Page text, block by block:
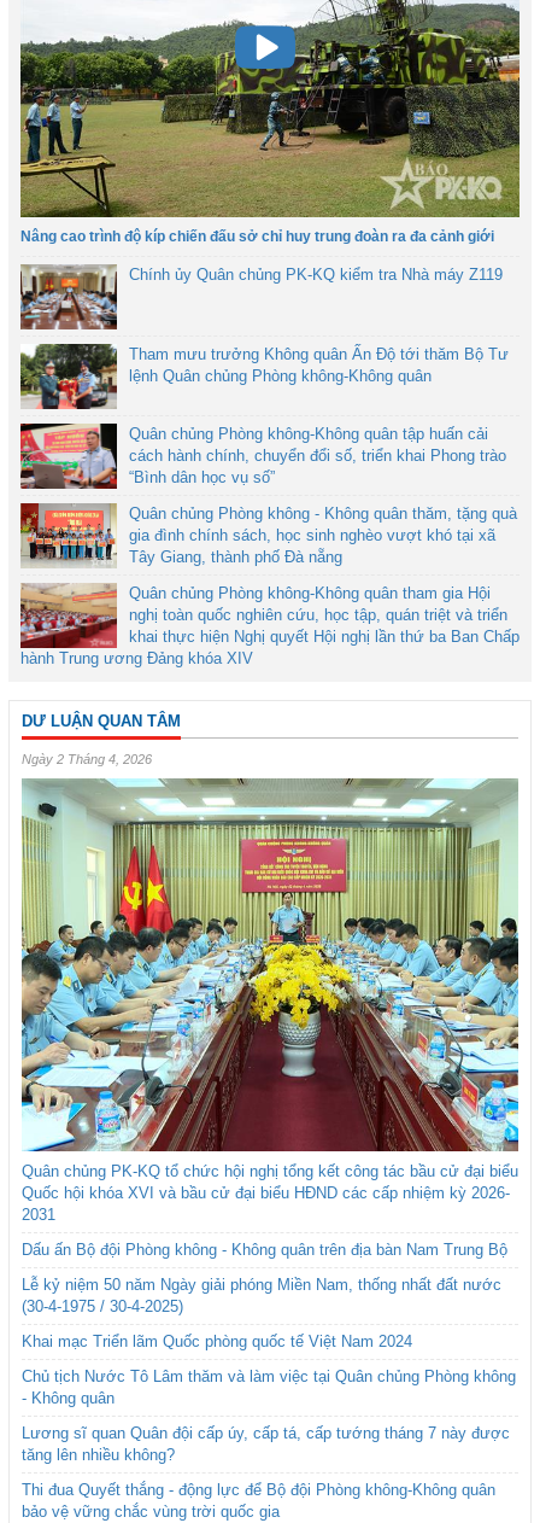
Nâng cao trình độ kíp chiến đấu sở chỉ huy trung đoàn ra đa cảnh giới
Chính ủy Quân chủng PK-KQ kiểm tra Nhà máy Z119
Tham mưu trưởng Không quân Ấn Độ tới thăm Bộ Tư
lệnh Quân chủng Phòng không-Không quân
Quân chủng Phòng không-Không quân tập huấn cải
cách hành chính, chuyển đổi số, triển khai Phong trào
“Bình dân học vụ số”
Quân chủng Phòng không - Không quân thăm, tặng quà
gia đình chính sách, học sinh nghèo vượt khó tại xã
Tây Giang, thành phố Đà nẵng
Quân chủng Phòng không-Không quân tham gia Hội
nghị toàn quốc nghiên cứu, học tập, quán triệt và triển
khai thực hiện Nghị quyết Hội nghị lần thứ ba Ban Chấp
hành Trung ương Đảng khóa XIV
DƯ LUẬN QUAN TÂM
Ngày 2 Tháng 4, 2026
Quân chủng PK-KQ tổ chức hội nghị tổng kết công tác bầu cử đại biểu
Quốc hội khóa XVI và bầu cử đại biểu HĐND các cấp nhiệm kỳ 2026-
2031
Dấu ấn Bộ đội Phòng không - Không quân trên địa bàn Nam Trung Bộ
Lễ kỷ niệm 50 năm Ngày giải phóng Miền Nam, thống nhất đất nước
(30-4-1975 / 30-4-2025)
Khai mạc Triển lãm Quốc phòng quốc tế Việt Nam 2024
Chủ tịch Nước Tô Lâm thăm và làm việc tại Quân chủng Phòng không
- Không quân
Lương sĩ quan Quân đội cấp úy, cấp tá, cấp tướng tháng 7 này được
tăng lên nhiều không?
Thi đua Quyết thắng - động lực để Bộ đội Phòng không-Không quân
bảo vệ vững chắc vùng trời quốc gia